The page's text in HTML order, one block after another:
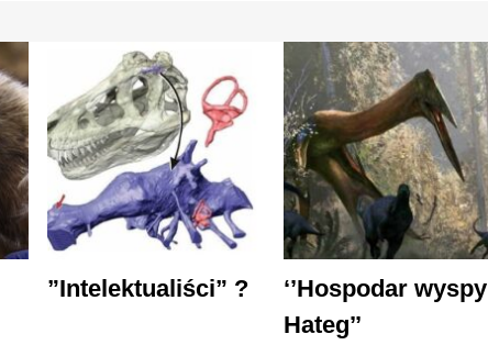
”Intelektualiści” ?
‘’Hospodar wyspy
Hateg’’